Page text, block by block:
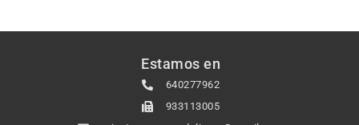
Estamos en
640277962
933113005